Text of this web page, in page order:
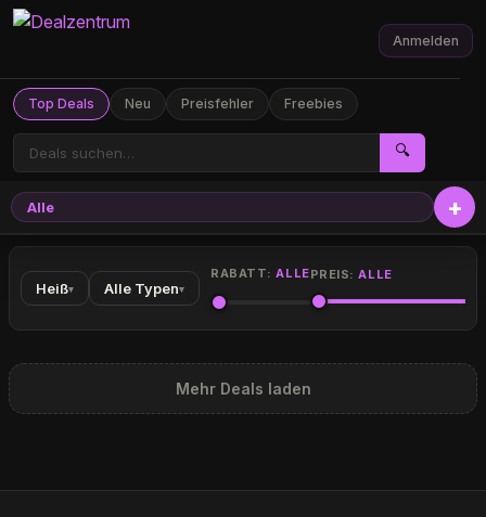
Top Deals Neu Preisfehler Freebies
🔍
Anmelden
Alle
Heiß▾ Alle Typen▾
RABATT:ALLEPREIS:ALLE
Mehr Deals laden